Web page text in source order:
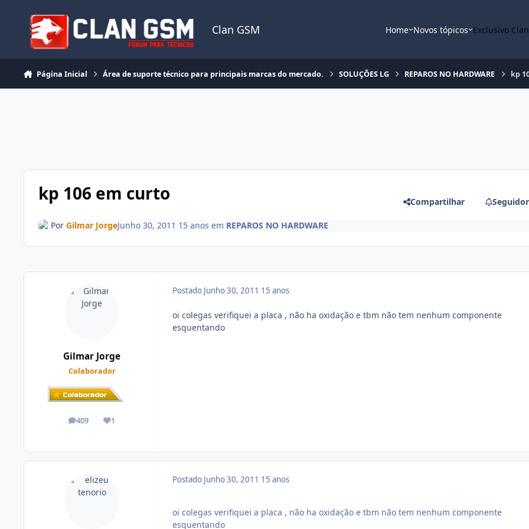
Clan GSM Home Novos tópicos Exclusivo
Página Inicial Área de suporte técnico para principais marcas do mercado. SOLUÇÕES LG REPAROS NO HARDWARE kp
kp 106 em curto Compartilhar
Por Gilmar JorgeJunho 30, 2011 15 anos em REPAROS NO HARDWARE
Gilmar Jorge
Colaborador
409
posts 1
Reputação
Postado Junho 30, 2011 15 anos
oi colegas verifiquei a placa , não ha oxidação e tbm não tem nenhum componente
esquentando
Postado Junho 30, 2011 15 anos
oi colegas verifiquei a placa , não ha oxidação e tbm não tem nenhum componente
esquentando